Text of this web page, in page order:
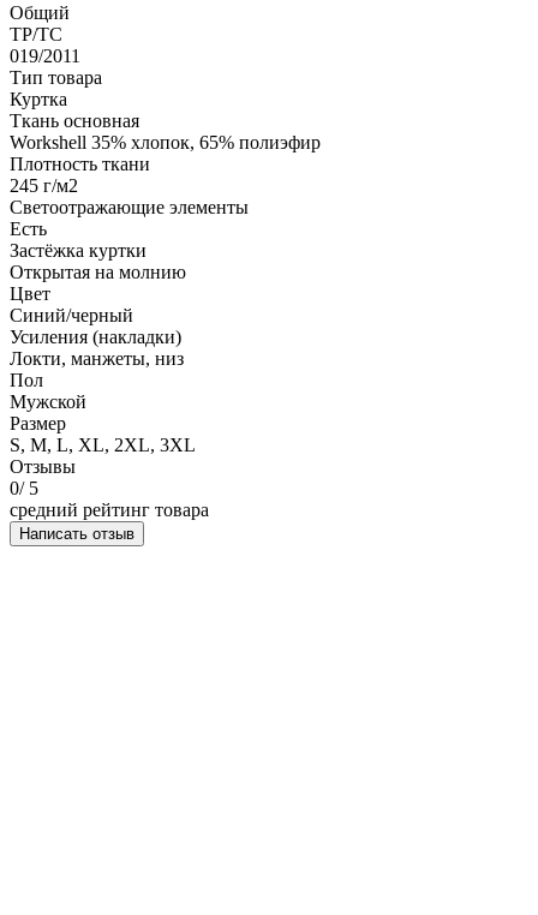
Общий
ТР/ТС
019/2011
Тип товара
Куртка
Ткань основная
Workshell 35% хлопок, 65% полиэфир
Плотность ткани
245 г/м2
Светоотражающие элементы
Есть
Застёжка куртки
Открытая на молнию
Цвет
Синий/черный
Усиления (накладки)
Локти, манжеты, низ
Пол
Мужской
Размер
S, M, L, XL, 2XL, 3XL
Отзывы
0/ 5
средний рейтинг товара
Написать отзыв